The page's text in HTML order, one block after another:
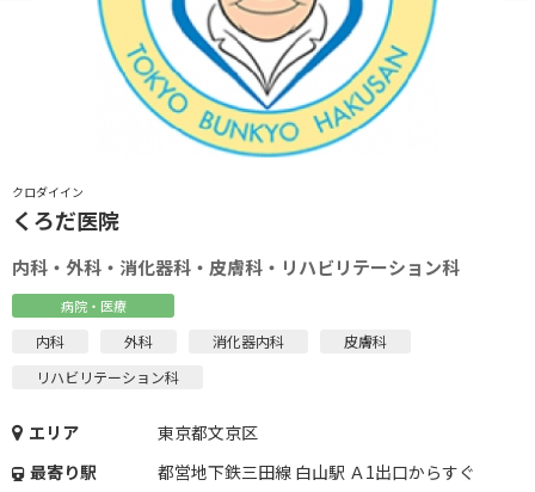
クロダイイン
くろだ医院
内科・外科・消化器科・皮膚科・リハビリテーション科
病院・医療
内科 外科 消化器内科
皮膚科
リハビリテーション科
エリア
東京都文京区
最寄り駅
都営地下鉄三田線 白山駅 Ａ1出口からすぐ